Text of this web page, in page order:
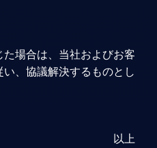
場合は、当社およびお客
、協議解決するものとし
以上